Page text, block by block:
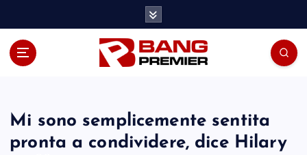
Mi sono semplicemente sentita
pronta a condividere, dice Hilary